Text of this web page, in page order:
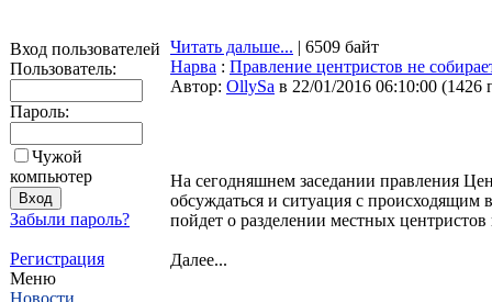
Вход пользователей
Пользователь:
Пароль:
Чужой
компьютер
Забыли пароль?
Регистрация
Меню
Новости
Читать дальше... | 6509 байт
Нарва : Правление центристов не
Автор: OllySa в 22/01/2016 06:10:00 (1426
На сегодняшнем заседании правления
обсуждаться и ситуация с происходящим
пойдет о разделении местных
Далее...